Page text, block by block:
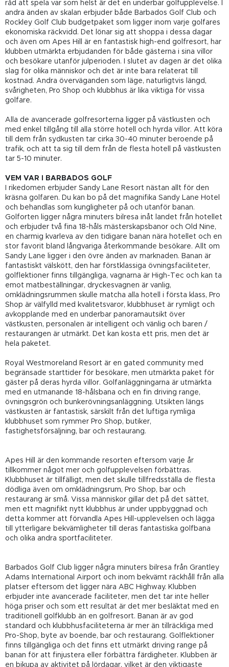
råd att spela var som helst är det en underbar golfupplevelse. I
andra änden av skalan erbjuder både Barbados Golf Club och
Rockley Golf Club budgetpaket som ligger inom varje golfares
ekonomiska räckvidd. Det lönar sig att shoppa i dessa dagar
och även om Apes Hill är en fantastisk high-end golfresort, har
klubben utmärkta erbjudanden för både gästerna i sina villor
och besökare utanför julperioden. I slutet av dagen är det olika
slag för olika människor och det är inte bara relaterat till
kostnad. Andra överväganden som läge, naturligtvis längd,
svårigheten, Pro Shop och klubbhus är lika viktiga för vissa
golfare.
Alla de avancerade golfresorterna ligger på västkusten och
med enkel tillgång till alla större hotell och hyrda villor. Att köra
till dem från sydkusten tar cirka 30-40 minuter beroende på
trafik, och att ta sig till dem från de flesta hotell på västkusten
tar 5-10 minuter.
VEM VAR I BARBADOS GOLF
I rikedomen erbjuder Sandy Lane Resort nästan allt för den
kräsna golfaren. Du kan bo på det magnifika Sandy Lane Hotel
och behandlas som kungligheter på och utanför banan.
Golforten ligger några minuters bilresa inåt landet från hotellet
och erbjuder två fina 18-håls mästerskapsbanor och Old Nine,
en charmig kvarleva av den tidigare banan nära hotellet och en
stor favorit bland långvariga återkommande besökare. Allt om
Sandy Lane ligger i den övre änden av marknaden. Banan är
fantastiskt välskött, den har förstklassiga övningsfaciliteter,
golflektioner finns tillgängliga, vagnarna är High-Tec och kan ta
emot matbeställningar, dryckesvagnen är vanlig,
omklädningsrummen skulle matcha alla hotell i första klass, Pro
Shop är välfylld med kvalitetsvaror, klubbhuset är rymligt och
avkopplande med en underbar panoramautsikt över
västkusten, personalen är intelligent och vänlig och baren /
restaurangen är utmärkt. Det kan kosta ett pris, men det är
hela paketet.
Royal Westmoreland Resort är en gated community med
begränsade starttider för besökare, men utmärkta paket för
gäster på deras hyrda villor. Golfanläggningarna är utmärkta
med en utmanande 18-hålsbana och en fin driving range,
övningsgrön och bunkerövningsanläggning. Utsikten längs
västkusten är fantastisk, särskilt från det luftiga rymliga
klubbhuset som rymmer Pro Shop, butiker,
fastighetsförsäljning, bar och restaurang.
Apes Hill är den kommande resorten eftersom varje år
tillkommer något mer och golfupplevelsen förbättras.
Klubbhuset är tillfälligt, men det skulle tillfredsställa de flesta
dödliga även om omklädningsrum, Pro Shop, bar och
restaurang är små. Vissa människor gillar det på det sättet,
men ett magnifikt nytt klubbhus är under uppbyggnad och
detta kommer att förvandla Apes Hill-upplevelsen och lägga
till ytterligare bekvämligheter till deras fantastiska golfbana
och olika andra sportfaciliteter.
Barbados Golf Club ligger några minuters bilresa från Grantley
Adams International Airport och inom bekvämt räckhåll från alla
platser eftersom det ligger nära ABC Highway. Klubben
erbjuder inte avancerade faciliteter, men det tar inte heller
höga priser och som ett resultat är det mer besläktat med en
traditionell golfklubb än en golfresort. Banan är av god
standard och klubbhusfaciliteterna är mer än tillräckliga med
Pro-Shop, byte av boende, bar och restaurang. Golflektioner
finns tillgängliga och det finns ett utmärkt driving range på
banan för att finjustera eller förbättra färdigheter. Klubben är
en bikupa av aktivitet på lördagar, vilket är den viktigaste